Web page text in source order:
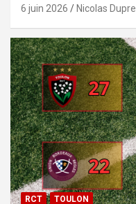
6 juin 2026 Nicolas Dupre
RCT TOULON